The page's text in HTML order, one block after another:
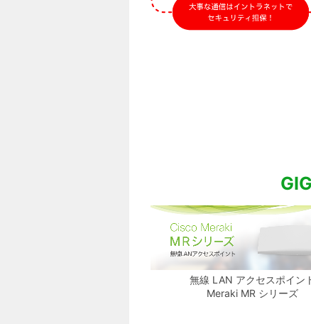
無線 LAN アクセスポイン
Meraki MR シリーズ